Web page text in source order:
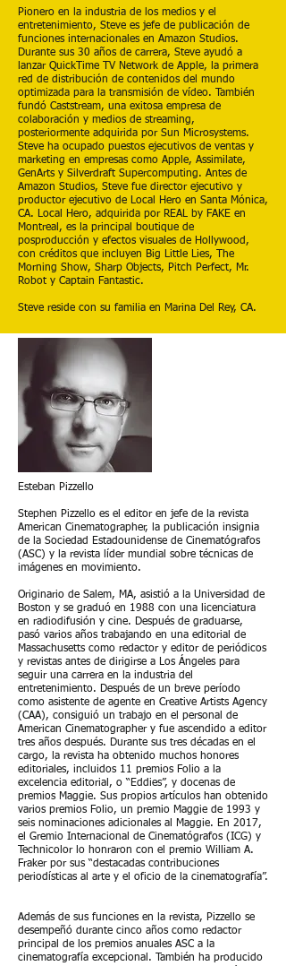
Pionero en la industria de los medios y el
entretenimiento, Steve es jefe de publicación de
funciones internacionales en Amazon Studios.
Durante sus 30 años de carrera, Steve ayudó a
lanzar QuickTime TV Network de Apple, la primera
red de distribución de contenidos del mundo
optimizada para la transmisión de vídeo. También
fundó Caststream, una exitosa empresa de
colaboración y medios de streaming,
posteriormente adquirida por Sun Microsystems.
Steve ha ocupado puestos ejecutivos de ventas y
marketing en empresas como Apple, Assimilate,
GenArts y Silverdraft Supercomputing. Antes de
Amazon Studios, Steve fue director ejecutivo y
productor ejecutivo de Local Hero en Santa Mónica,
CA. Local Hero, adquirida por REAL by FAKE en
Montreal, es la principal boutique de
posproducción y efectos visuales de Hollywood,
con créditos que incluyen Big Little Lies, The
Morning Show, Sharp Objects, Pitch Perfect, Mr.
Robot y Captain Fantastic.
Steve reside con su familia en Marina Del Rey, CA.
Esteban Pizzello
Stephen Pizzello es el editor en jefe de la revista
American Cinematographer, la publicación insignia
de la Sociedad Estadounidense de Cinematógrafos
(ASC) y la revista líder mundial sobre técnicas de
imágenes en movimiento.
Originario de Salem, MA, asistió a la Universidad de
Boston y se graduó en 1988 con una licenciatura
en radiodifusión y cine. Después de graduarse,
pasó varios años trabajando en una editorial de
Massachusetts como redactor y editor de periódicos
y revistas antes de dirigirse a Los Ángeles para
seguir una carrera en la industria del
entretenimiento. Después de un breve período
como asistente de agente en Creative Artists Agency
(CAA), consiguió un trabajo en el personal de
American Cinematographer y fue ascendido a editor
tres años después. Durante sus tres décadas en el
cargo, la revista ha obtenido muchos honores
editoriales, incluidos 11 premios Folio a la
excelencia editorial, o “Eddies”, y docenas de
premios Maggie. Sus propios artículos han obtenido
varios premios Folio, un premio Maggie de 1993 y
seis nominaciones adicionales al Maggie. En 2017,
el Gremio Internacional de Cinematógrafos (ICG) y
Technicolor lo honraron con el premio William A.
Fraker por sus “destacadas contribuciones
periodísticas al arte y el oficio de la cinematografía”.
Además de sus funciones en la revista, Pizzello se
desempeñó durante cinco años como redactor
principal de los premios anuales ASC a la
cinematografía excepcional. También ha producido